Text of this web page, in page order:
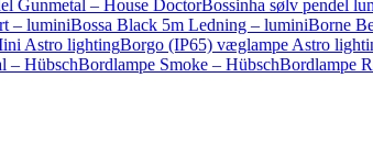
Gunmetal – House DoctorBossinha sølv pendel
– luminiBossa Black 5m Ledning – luminiBorne
Astro lightingBorgo (IP65) væglampe Astro
– HübschBordlampe Smoke – HübschBordlampe